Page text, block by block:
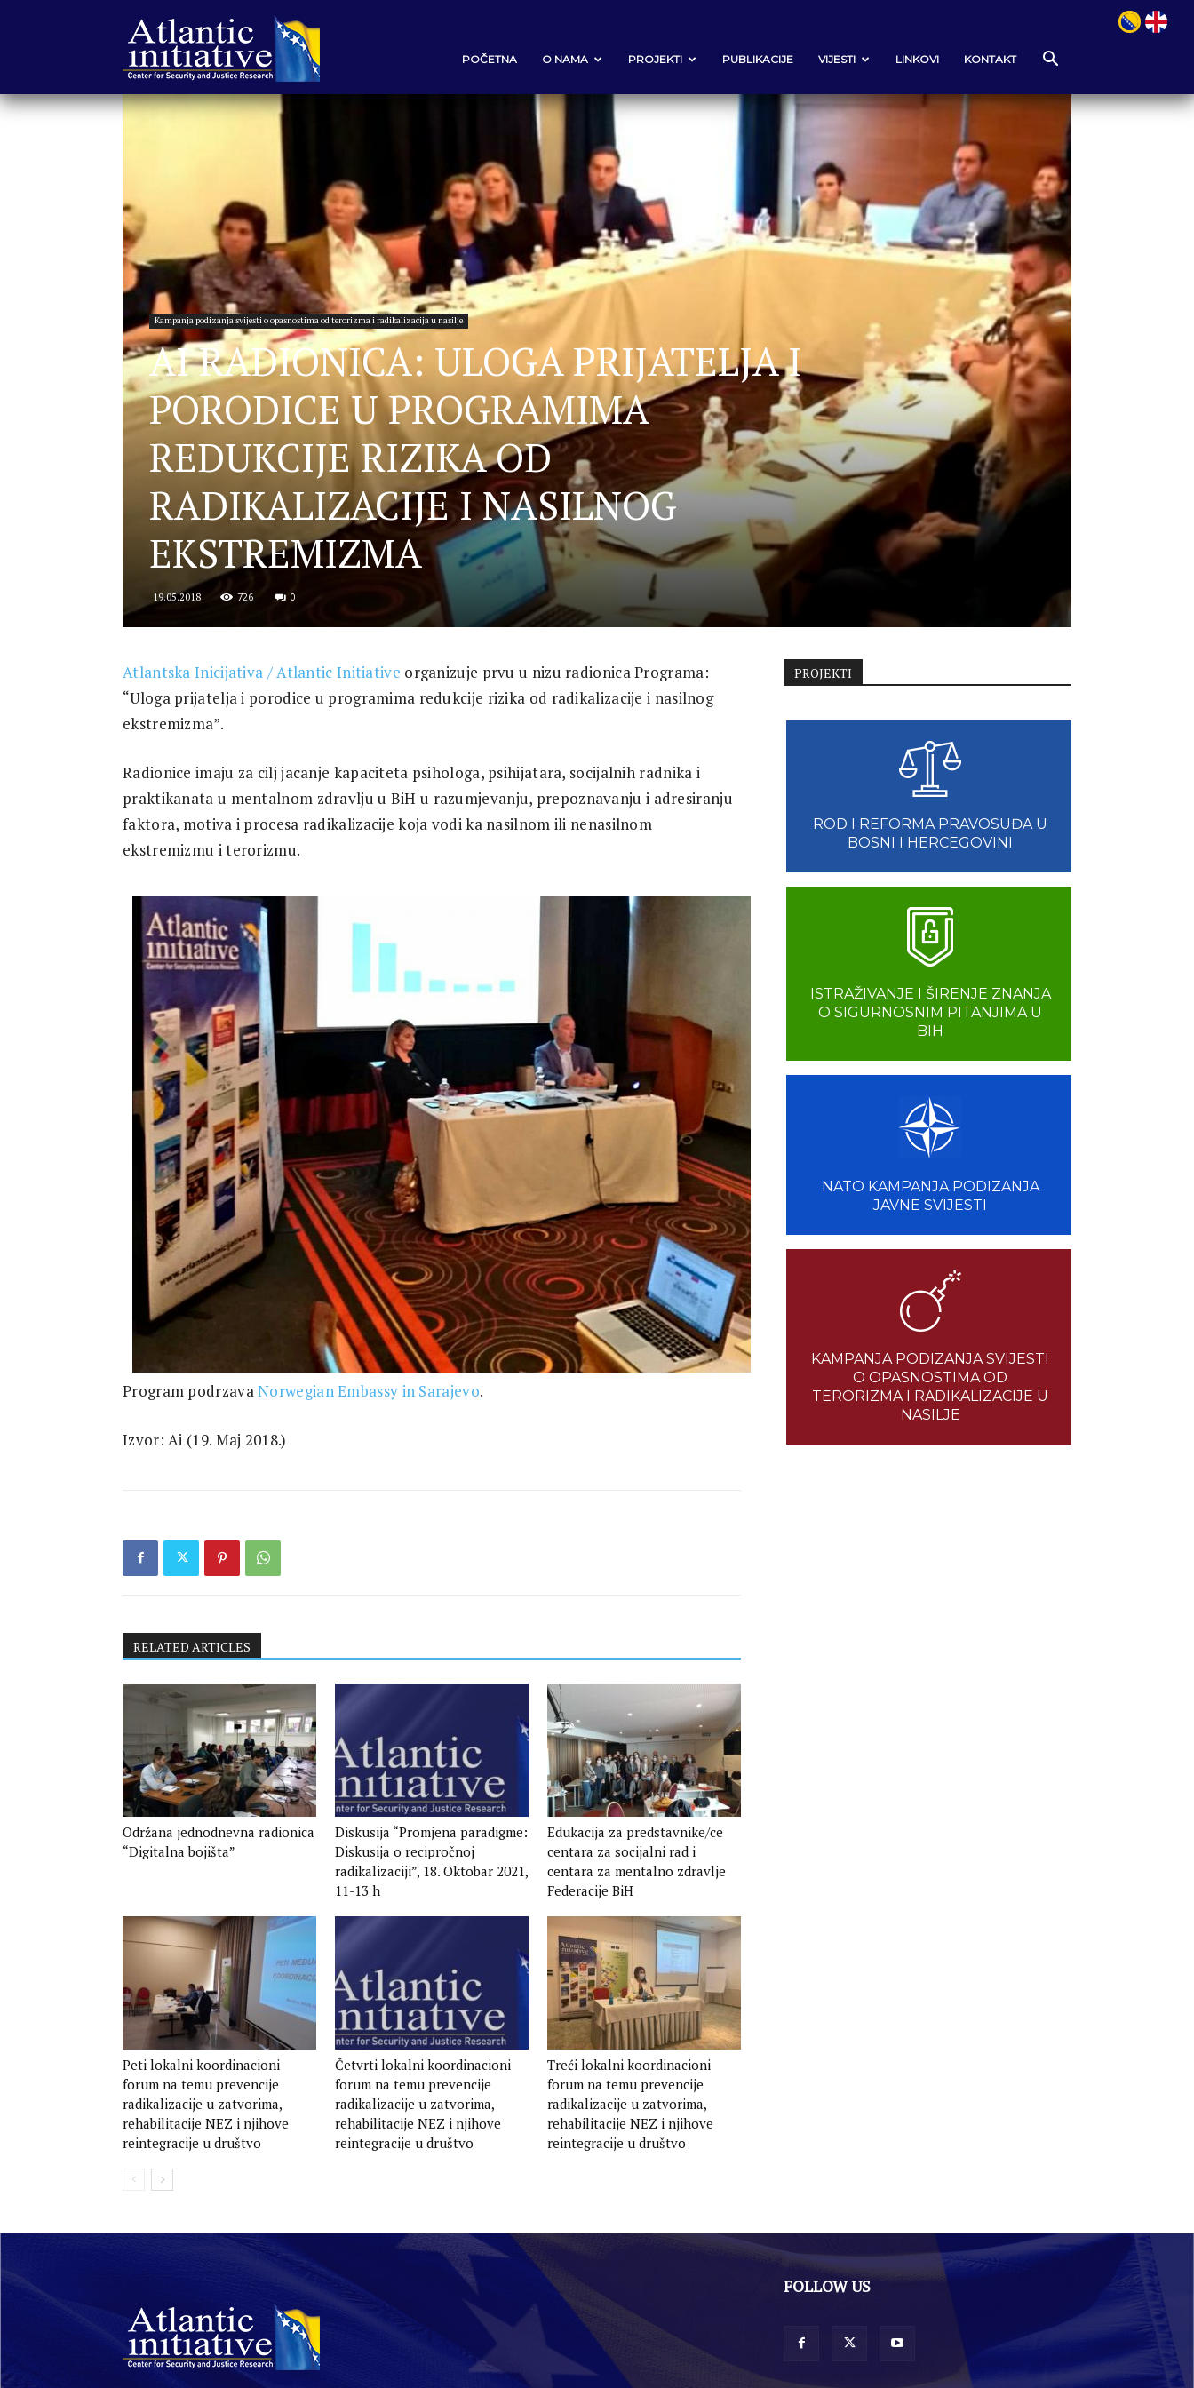
|
Center
for
Security
Justice
Research
POČETNA O NAMA PROJEKTI PUBLIKACIJE VIJESTI LINKOVI KONTAKT
Kampanja podizanja svijesti o opasnostima od terorizma i radikalizacija u nasilje
AI RADIONICA: ULOGA PRIJATELJA I
PORODICE U PROGRAMIMA
REDUKCIJE RIZIKA OD
RADIKALIZACIJE I NASILNOG
EKSTREMIZMA
19.05.2018 726 0
Atlantska Inicijativa / Atlantic Initiative organizuje prvu u nizu radionica Programa:
“Uloga prijatelja i porodice u programima redukcije rizika od radikalizacije i nasilnog
ekstremizma”.
Radionice imaju za cilj jacanje kapaciteta psihologa, psihijatara, socijalnih radnika i
praktikanata u mentalnom zdravlju u BiH u razumjevanju, prepoznavanju i adresiranju
faktora, motiva i procesa radikalizacije koja vodi ka nasilnom ili nenasilnom
ekstremizmu i terorizmu.
Program podrzavaNorwegian Embassy in Sarajevo.
Izvor: Ai (19. Maj 2018.)
RELATED ARTICLES
Održana jednodnevna radionica
“Digitalna bojišta”
Diskusija “Promjena paradigme:
Diskusija o recipročnoj
radikalizaciji”, 18. Oktobar 2021,
11-13 h
Edukacija za predstavnike/ce
centara za socijalni rad i
centara za mentalno zdravlje
Federacije BiH
Peti lokalni koordinacioni
forum na temu prevencije
radikalizacije u zatvorima,
rehabilitacije NEZ i njihove
reintegracije u društvo
Četvrti lokalni koordinacioni
forum na temu prevencije
radikalizacije u zatvorima,
rehabilitacije NEZ i njihove
reintegracije u društvo
Treći lokalni koordinacioni
forum na temu prevencije
radikalizacije u zatvorima,
rehabilitacije NEZ i njihove
reintegracije u društvo
PROJEKTI
ROD I REFORMA PRAVOSUĐA U
BOSNI I HERCEGOVINI
ISTRAŽIVANJE I ŠIRENJE ZNANJA
O SIGURNOSNIM PITANJIMA U
BIH
NATO KAMPANJA PODIZANJA
JAVNE SVIJESTI
KAMPANJA PODIZANJA SVIJESTI
O OPASNOSTIMA OD
TERORIZMA I RADIKALIZACIJE U
NASILJE
FOLLOW US